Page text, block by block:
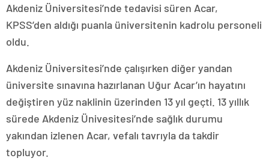
Akdeniz Üniversitesi’nde tedavisi süren Acar,
KPSS’den aldığı puanla üniversitenin kadrolu personeli
oldu.
Akdeniz Üniversitesi’nde çalışırken diğer yandan
üniversite sınavına hazırlanan Uğur Acar’ın hayatını
değiştiren yüz naklinin üzerinden 13 yıl geçti. 13 yıllık
sürede Akdeniz Ünivesitesi’nde sağlık durumu
yakından izlenen Acar, vefalı tavrıyla da takdir
topluyor.